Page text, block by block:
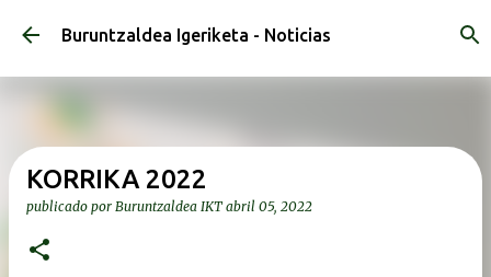
Ir al contenido principal
Buruntzaldea Igeriketa - Noticias
KORRIKA 2022
publicado por Buruntzaldea IKT abril 05, 2022